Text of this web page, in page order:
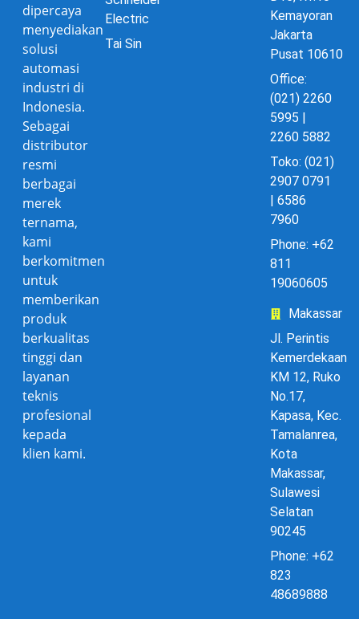
dipercaya
menyediakan
solusi
automasi
industri di
Indonesia.
Sebagai
distributor
resmi
berbagai
merek
ternama,
kami
berkomitmen
untuk
memberikan
produk
berkualitas
tinggi dan
layanan
teknis
profesional
kepada
klien kami.
Electric
Tai Sin
Kemayoran
Jakarta
Pusat 10610
Office:
(021) 2260
5995 |
2260 5882
Toko: (021)
2907 0791
| 6586
7960
Phone: +62
811
19060605
Makassar
Jl. Perintis
Kemerdekaan
KM 12, Ruko
No.17,
Kapasa, Kec.
Tamalanrea,
Kota
Makassar,
Sulawesi
Selatan
90245
Phone: +62
823
48689888